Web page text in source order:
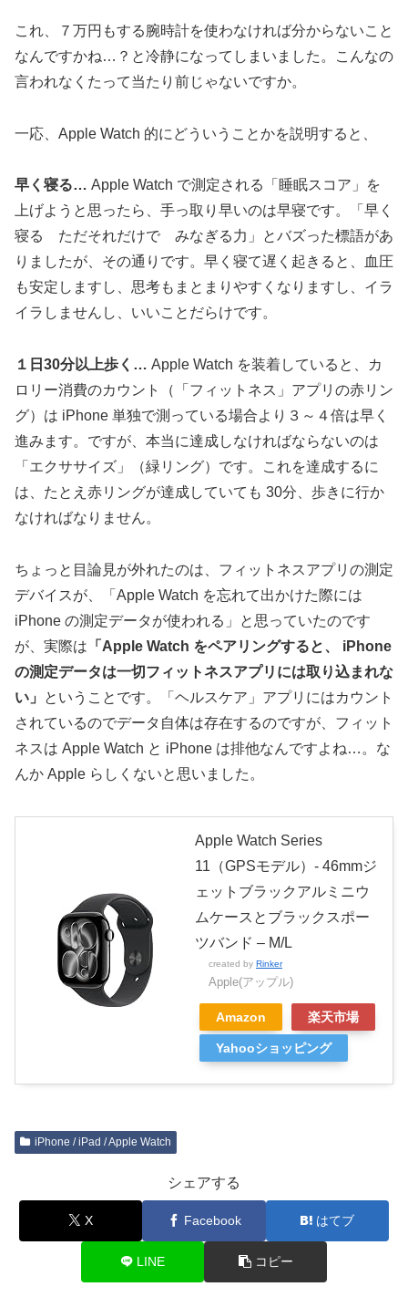
これ、７万円もする腕時計を使わなければ分からないこと
なんですかね…？と冷静になってしまいました。こんなの
言われなくたって当たり前じゃないですか。
一応、Apple Watch 的にどういうことかを説明すると、
早く寝る… Apple Watch で測定される「睡眠スコア」を
上げようと思ったら、手っ取り早いのは早寝です。「早く
寝る ただそれだけで みなぎる力」とバズった標語があ
りましたが、その通りです。早く寝て遅く起きると、血圧
も安定しますし、思考もまとまりやすくなりますし、イラ
イラしませんし、いいことだらけです。
１日30分以上歩く… Apple Watch を装着していると、カ
ロリー消費のカウント（「フィットネス」アプリの赤リン
グ）は iPhone 単独で測っている場合より３～４倍は早く
進みます。ですが、本当に達成しなければならないのは
「エクササイズ」（緑リング）です。これを達成するに
は、たとえ赤リングが達成していても 30分、歩きに行か
なければなりません。
ちょっと目論見が外れたのは、フィットネスアプリの測定
デバイスが、「Apple Watch を忘れて出かけた際には
iPhone の測定データが使われる」と思っていたのです
が、実際は 「Apple Watch をペアリングすると、 iPhone
の測定データは一切フィットネスアプリには取り込まれな
い」
ということです。「ヘルスケア」アプリにはカウント
されているのでデータ自体は存在するのですが、フィット
ネスは Apple Watch と iPhone は排他なんですよね…。な
んか Apple らしくないと思いました。
Apple Watch Series
11（GPSモデル）- 46mmジ
ェットブラックアルミニウ
ムケースとブラックスポー
ツバンド – M/L
created by Rinker
Apple(アップル)
Amazon 楽天市場
Yahooショッピング
iPhone / iPad / Apple Watch
シェアする
X Facebook はてブ
LINE コピー